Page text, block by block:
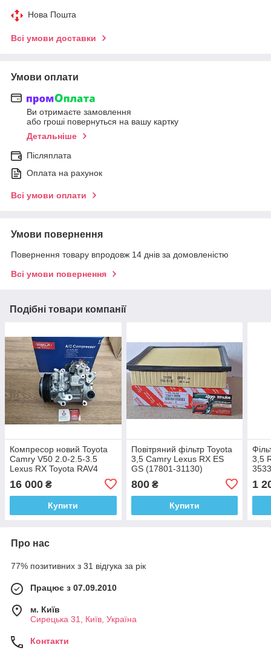
Нова Пошта
Всі умови доставки
Умови оплати
Ви отримаєте замовлення
або гроші повернуться на вашу картку
Детальніше
Післяплата
Оплата на рахунок
Всі умови оплати
Умови повернення
Повернення товару впродовж 14 днів за домовленістю
Всі умови повернення
Подібні товари компанії
Компресор новий Toyota
Camry V50 2.0-2.5-3.5
Lexus RX Toyota RAV4
16 000 ₴
Купити
Повітряний фільтр Toyota
3,5 Camry Lexus RX ES
GS (17801-31130)
800₴
Купити
3,5
1
Про нас
77% позитивних з 31 відгука за рік
Працює з 07.09.2010
м. Київ
Сирецька 31, Київ, Україна
Контакти